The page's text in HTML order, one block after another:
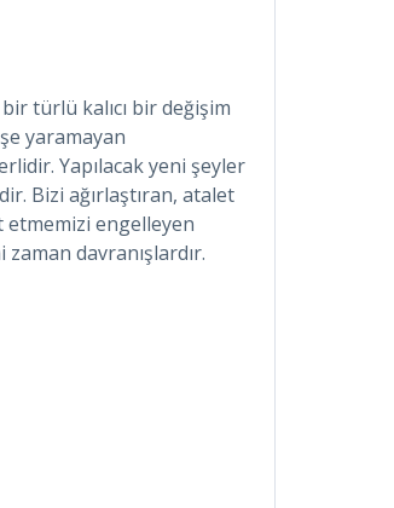
türlü kalıcı bir değişim
yaramayan
Yapılacak yeni şeyler
Bizi ağırlaştıran, atalet
etmemizi engelleyen
davranışlardır.